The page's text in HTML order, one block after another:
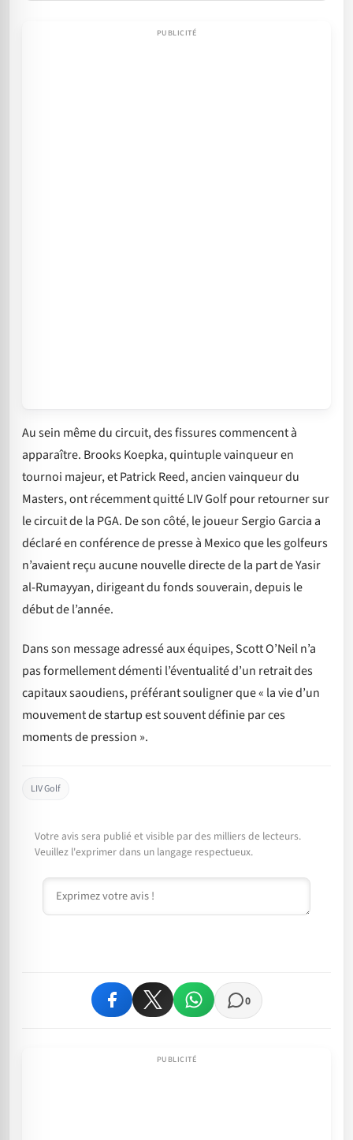
Au sein même du circuit, des fissures commencent à
apparaître. Brooks Koepka, quintuple vainqueur en
tournoi majeur, et Patrick Reed, ancien vainqueur du
Masters, ont récemment quitté LIV Golf pour retourner sur
le circuit de la PGA. De son côté, le joueur Sergio Garcia a
déclaré en conférence de presse à Mexico que les golfeurs
n’avaient reçu aucune nouvelle directe de la part de Yasir
al-Rumayyan, dirigeant du fonds souverain, depuis le
début de l’année.
Dans son message adressé aux équipes, Scott O’Neil n’a
pas formellement démenti l’éventualité d’un retrait des
capitaux saoudiens, préférant souligner que « la vie d’un
mouvement de startup est souvent définie par ces
moments de pression ».
LIV Golf
Votre avis sera publié et visible par des milliers de lecteurs.
Veuillez l'exprimer dans un langage respectueux.
Commentaire
0